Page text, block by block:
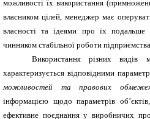
можливості їх використання
власником цілей, менеджер має
власності та ідеями про їх
чинником стабільної роботи
Використання різних видів
характеризується відповідними
можливостей та правових
інформацією щодо параметрів
ефективне поєднання у виробничих